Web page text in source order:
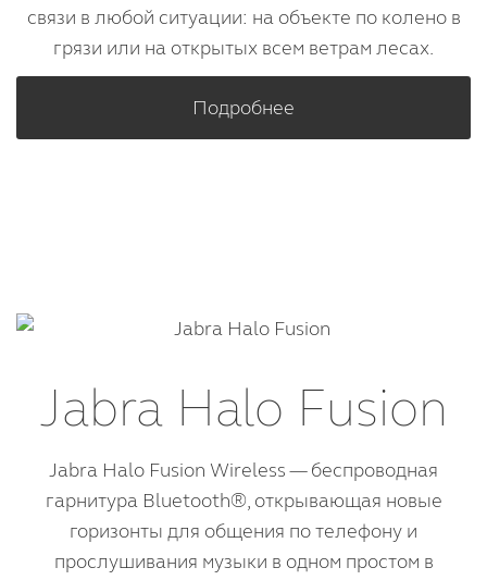
связи в любой ситуации: на объекте по колено в
грязи или на открытых всем ветрам лесах.
Подробнее
Jabra Halo Fusion
Jabra Halo Fusion Wireless — беспроводная
гарнитура Bluetooth®, открывающая новые
горизонты для общения по телефону и
прослушивания музыки в одном простом в